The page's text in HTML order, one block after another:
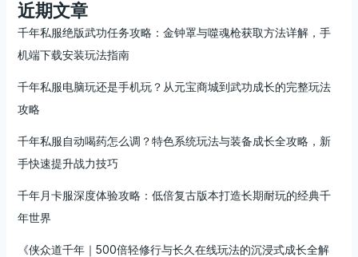
近期文章
千年私服绝版武功任务攻略：金钟罩与噬魂枪获取方法详解，手
机端下载安装玩法指南
千年私服电脑玩还是手机玩？从元宝商城到武功成长的完整玩法
攻略
千年私服自动喝药怎么调？特色系统玩法与装备成长全攻略，新
手快速提升战力技巧
千年月卡服深度体验攻略：低倍复古版本打造长期耐玩的经典千
年世界
《侠众道千年｜500倍轻修行与长久在线玩法的沉浸式成长全解